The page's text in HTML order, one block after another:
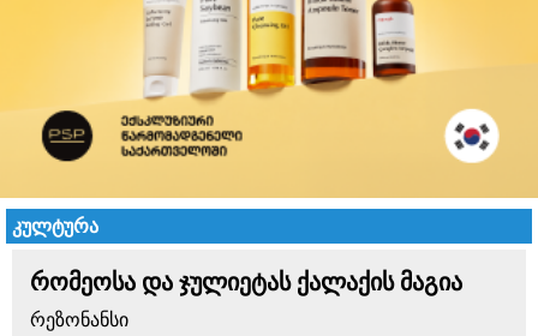
კულტურა
რომეოსა და ჯულიეტას ქალაქის მაგია
რეზონანსი